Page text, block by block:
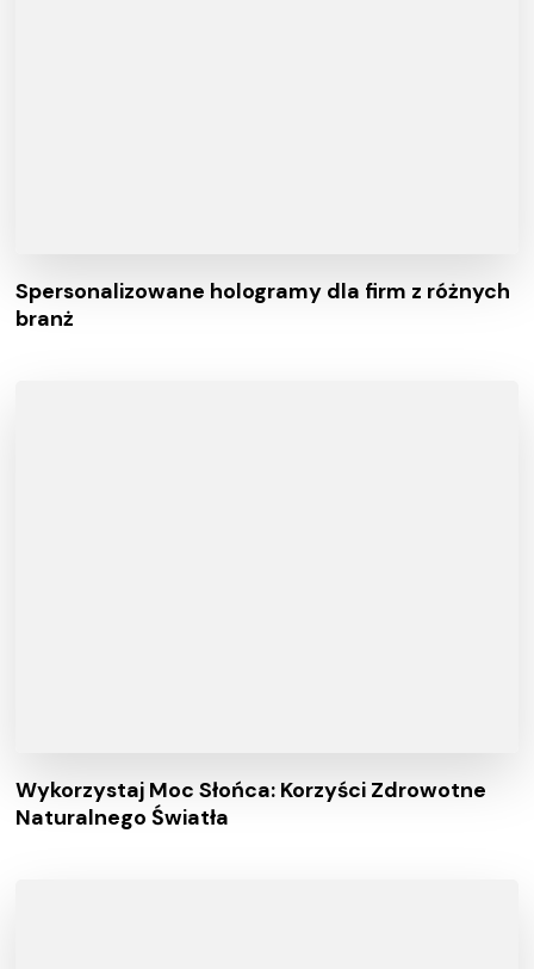
Spersonalizowane hologramy dla firm z różnych
branż
Wykorzystaj Moc Słońca: Korzyści Zdrowotne
Naturalnego Światła